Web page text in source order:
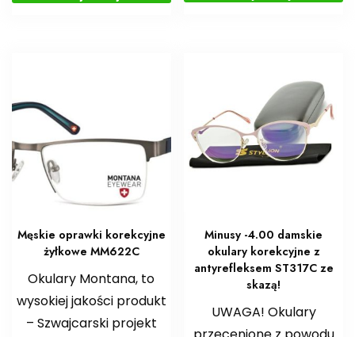
Męskie oprawki korekcyjne
żyłkowe MM622C
Okulary Montana, to
wysokiej jakości produkt
– Szwajcarski projekt
Minusy -4.00 damskie
okulary korekcyjne z
antyrefleksem ST317C ze
skazą!
UWAGA! Okulary